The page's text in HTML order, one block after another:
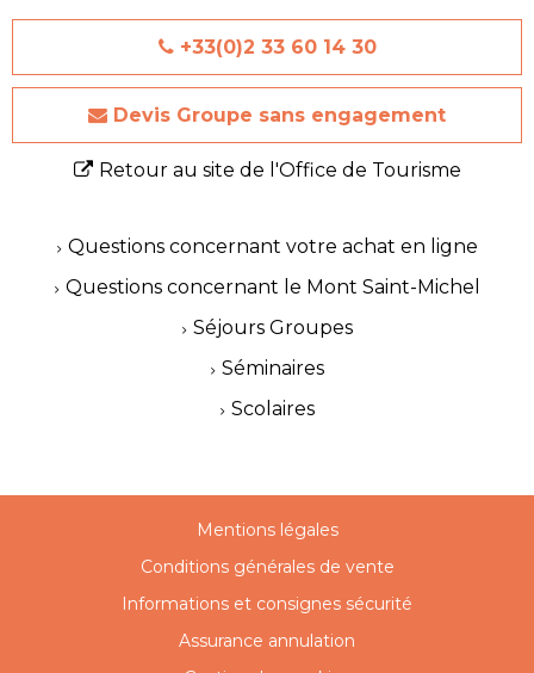
+33(0)2 33 60 14 30
Devis Groupe sans engagement
Retour au site de l'Office de Tourisme
Questions concernant votre achat en ligne
Questions concernant le Mont Saint-Michel
Séjours Groupes
Séminaires
Scolaires
Mentions légales
Conditions générales de vente
Informations et consignes sécurité
Assurance annulation